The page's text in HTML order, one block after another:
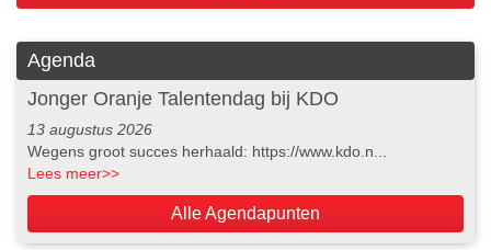
Agenda
Jonger Oranje Talentendag bij KDO
13 augustus 2026
Wegens groot succes herhaald: https://www.kdo.n...
Lees meer>>
Alle Agendapunten